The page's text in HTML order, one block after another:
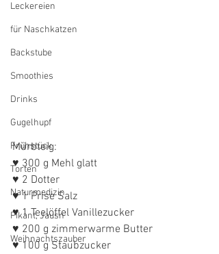
Leckereien
für Naschkatzen
Backstube
Smoothies
Drinks
Gugelhupf
Frühstück
Torten
Naturmedizin
Pikant, Jausn'
Weihnachtszauber
Mürbteig:
♥ 300 g Mehl glatt
♥ 2 Dotter
♥ 1 Prise Salz
♥ 1 Teelöffel Vanillezucker
♥ 200 g zimmerwarme Butter
♥ 100 g Staubzucker